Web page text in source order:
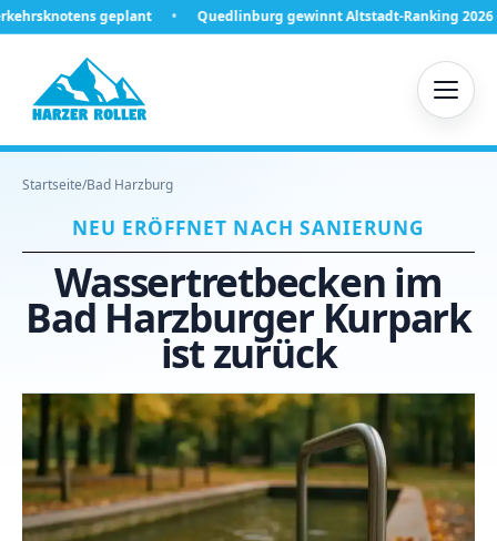
Quedlinburg gewinnt Altstadt-Ranking 2026 – was hinter Platz
Startseite/Bad Harzburg
NEU ERÖFFNET NACH SANIERUNG
Wassertretbecken im
Bad Harzburger Kurpark
ist zurück